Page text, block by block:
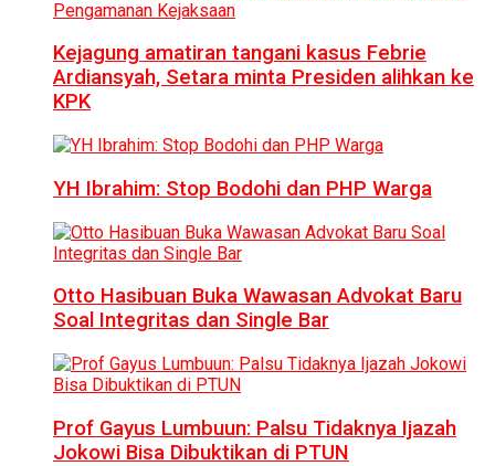
Kejagung amatiran tangani kasus Febrie
Ardiansyah, Setara minta Presiden alihkan ke
KPK
YH Ibrahim: Stop Bodohi dan PHP Warga
Otto Hasibuan Buka Wawasan Advokat Baru
Soal Integritas dan Single Bar
Prof Gayus Lumbuun: Palsu Tidaknya Ijazah
Jokowi Bisa Dibuktikan di PTUN